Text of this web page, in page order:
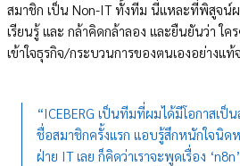
สมาชิก เป็น Non-IT ทั้งทีม นี่แหละที่พิสูจน์
เรียนรู้ และ กล้าคิดกล้าลอง และยืนยันว่า ใค
เข้าใจธุรกิจ/กระบวนการของตนเองอย่างแท้
“ICEBERG เป็นทีมที่ผมได้มีโอกาสเ
ชื่อสมาชิกครั้งแรก แอบรู้สึกหนักใจนิด
ฝ่าย IT เลย ก็คิดว่าเราจะพูดเรื่อง